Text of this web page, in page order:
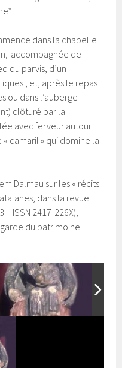
dans la chapelle
accompagnée de
du parvis, d’un
, et, après le repas
ou dans l’auberge
clôturé par la
avec ferveur autour
camaril » qui domine la
Dalmau sur les « récits
dans la revue
ISSN 2417-226X),
du patrimoine